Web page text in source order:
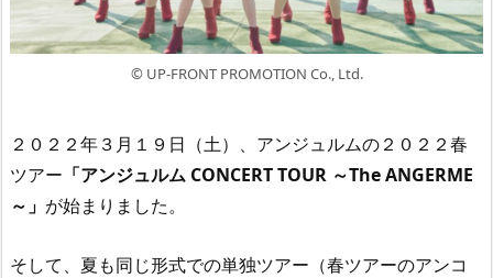
© UP-FRONT PROMOTION Co., Ltd.
２０２２年３月１９日（土）、アンジュルムの２０２２春
ツアー 「アンジュルム CONCERT TOUR ～The ANGERME
～」 が始まりました。
そして、夏も同じ形式での単独ツアー（春ツアーのアンコ